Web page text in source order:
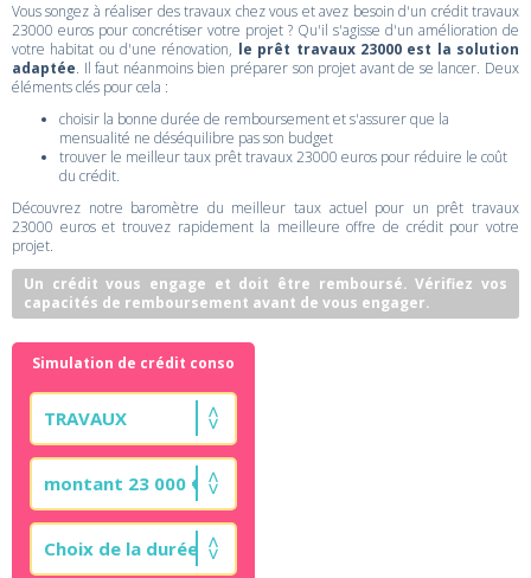
Vous songez à réaliser des travaux chez vous et avez besoin d'un crédit travaux
23000 euros pour concrétiser votre projet ? Qu'il s'agisse d'un amélioration de
votre habitat ou d'une rénovation, le prêt travaux 23000 est la solution
adaptée. Il faut néanmoins bien préparer son projet avant de se lancer. Deux
éléments clés pour cela :
choisir la bonne durée de remboursement et s'assurer que la
mensualité ne déséquilibre pas son budget
trouver le meilleur taux prêt travaux 23000 euros pour réduire le coût
du crédit.
Découvrez notre baromètre du meilleur taux actuel pour un prêt travaux
23000 euros et trouvez rapidement la meilleure offre de crédit pour votre
projet.
Un crédit vous engage et doit être remboursé. Vérifiez vos
capacités de remboursement avant de vous engager.
Simulation de crédit conso